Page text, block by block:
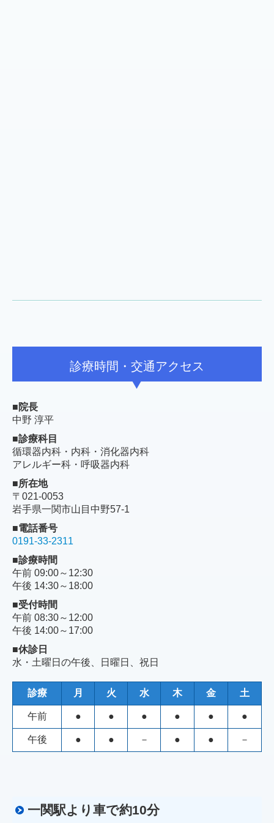
診療時間・交通アクセス
■院長
中野 淳平
■診療科目
循環器内科・内科・消化器内科
アレルギー科・呼吸器内科
■所在地
〒021-0053
岩手県一関市山目中野57-1
■電話番号
0191-33-2311
■診療時間
午前 09:00～12:30
午後 14:30～18:00
■受付時間
午前 08:30～12:00
午後 14:00～17:00
■休診日
水・土曜日の午後、日曜日、祝日
診療 月 火 水 木 金 土
午前 ● ● ● ● ● ●
午後 ● ● － ● ● －
一関駅より車で約10分